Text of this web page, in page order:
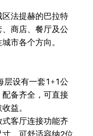
法提赫的巴拉特
商店、餐厅及公
市各个方向。
层设有一套1+1公
备齐全，可直接
益。
客厅连接功能齐
，可舒适容纳2位